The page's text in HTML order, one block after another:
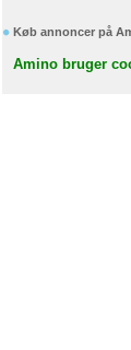
Køb annoncer på
Amino bruger